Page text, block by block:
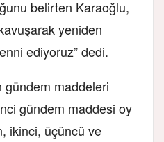
belirten Karaoğlu,
yeniden
ediyoruz” dedi.
gündem maddeleri
gündem maddesi oy
ikinci, üçüncü ve